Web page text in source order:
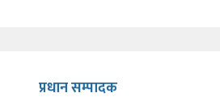
प्रधान सम्पादक